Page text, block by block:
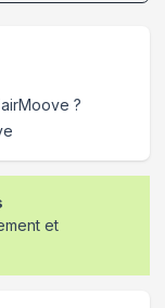
?
et